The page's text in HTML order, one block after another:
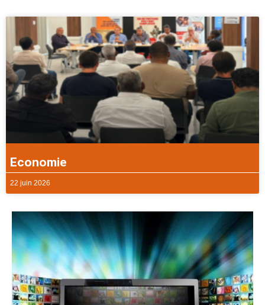
Economie
22 juin 2026